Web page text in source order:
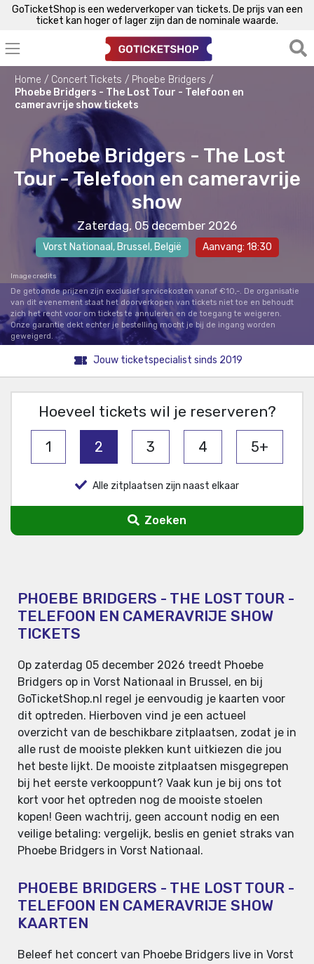
GoTicketShop is een wederverkoper van tickets. De prijs van een
ticket kan hoger of lager zijn dan de nominale waarde.
Home Concert Tickets
Phoebe Bridgers
Phoebe Bridgers - The Lost Tour - Telefoon en
cameravrije show tickets
Phoebe Bridgers - The Lost
Tour - Telefoon en cameravrije
show
Zaterdag, 05 december 2026
Vorst Nationaal , Brussel , België Aanvang: 18:30
Image credits
De getoonde prijzen zijn exclusief servicekosten vanaf €10,-. De organisatie
van dit evenement staat het doorverkopen van tickets niet toe en behoudt
zich het recht voor om tickets te annuleren en de toegang te weigeren.
Onze garantie dekt echter je bestelling mocht je bij de ingang worden
geweigerd.
Jouw ticketspecialist sinds 2019
Hoeveel tickets wil je reserveren?
1 2 3 4 5+
Alle zitplaatsen zijn naast elkaar
Zoeken
PHOEBE BRIDGERS - THE LOST TOUR -
TELEFOON EN CAMERAVRIJE SHOW
TICKETS
Op zaterdag 05 december 2026 treedt Phoebe
Bridgers op in Vorst Nationaal in Brussel, en bij
GoTicketShop.nl regel je eenvoudig je kaarten voor
dit optreden. Hierboven vind je een actueel
overzicht van de beschikbare zitplaatsen, zodat je in
alle rust de mooiste plekken kunt uitkiezen die jou
het beste lijkt. De mooiste zitplaatsen misgegrepen
bij het eerste verkooppunt? Vaak kun je bij ons tot
kort voor het optreden nog de mooiste stoelen
kopen! Geen wachtrij, geen account nodig en een
veilige betaling: vergelijk, beslis en geniet straks van
Phoebe Bridgers in Vorst Nationaal.
PHOEBE BRIDGERS - THE LOST TOUR -
TELEFOON EN CAMERAVRIJE SHOW
KAARTEN
Beleef het concert van Phoebe Bridgers live in Vorst